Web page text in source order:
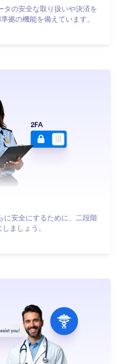
タの安全な取り扱いや決済を
拠の機能を備えています。
に安全にするために、二段階
ましょう。